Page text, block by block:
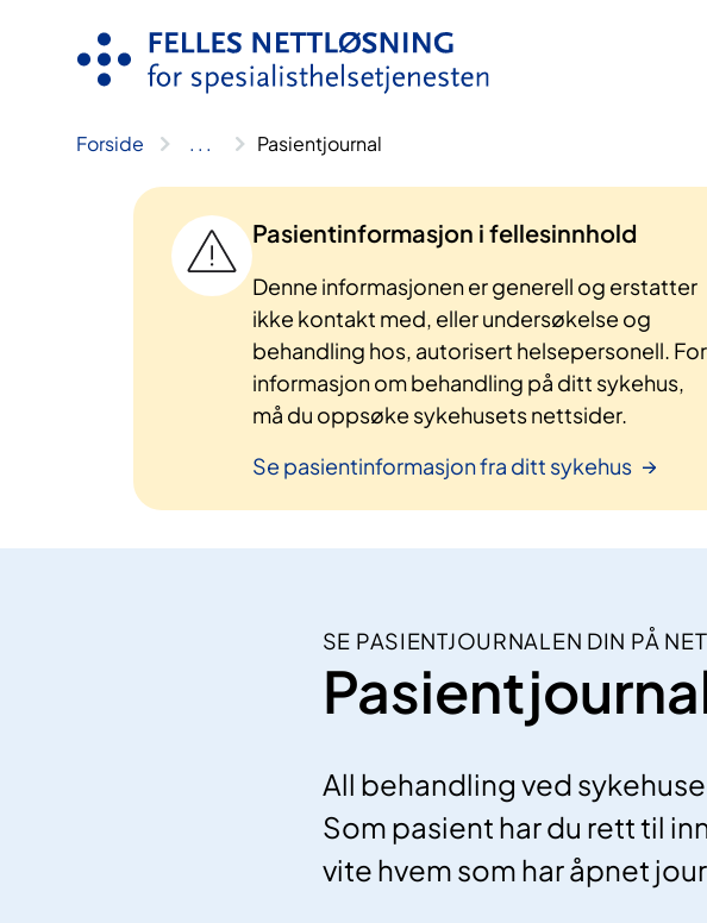
Forside .. . Pasientjournal
Pasientinformasjon i fellesinnhold
Denne informasjonen er generell og erstatter
ikke kontakt med, eller undersøkelse og
behandling hos, autorisert helsepersonell. For
informasjon om behandling på ditt sykehus,
må du oppsøke sykehusets nettsider.
Se pasientinformasjon fra ditt sykehus
​SE PASIENTJOURNALEN DIN PÅ
All behandling ved
Som pasient har du rett til
vite hvem som har åpnet